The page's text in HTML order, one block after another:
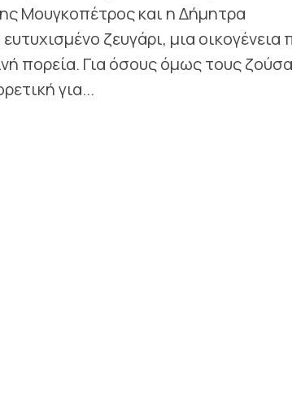
Μουγκοπέτρος και η Δήμητρα
ζευγάρι, μια οικογένεια
πορεία. Για όσους όμως τους
για...